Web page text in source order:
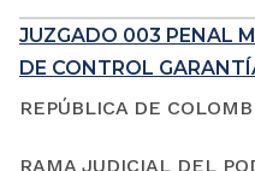
JUZGADO 003 PENAL
DE CONTROL
REPÚBLICA DE
RAMA JUDICIAL DEL